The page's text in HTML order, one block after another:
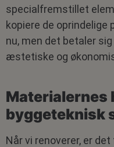
specialfremstillet
kopiere de oprindelige
nu, men det betaler
æstetiske og
Materialernes
byggeteknisk
Når vi renoverer, er